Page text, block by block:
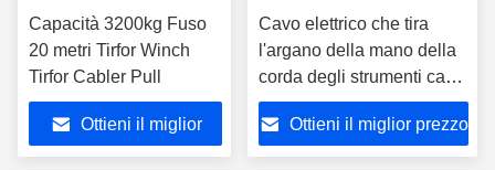
Capacità 3200kg Fuso
20 metri Tirfor Winch
Tirfor Cabler Pull
Ottieni il miglior
Cavo elettrico che tira
l'argano della mano della
corda degli strumenti cavo
metallico di Tirfor di 3,2
tonnellate
Ottieni il miglior prezzo